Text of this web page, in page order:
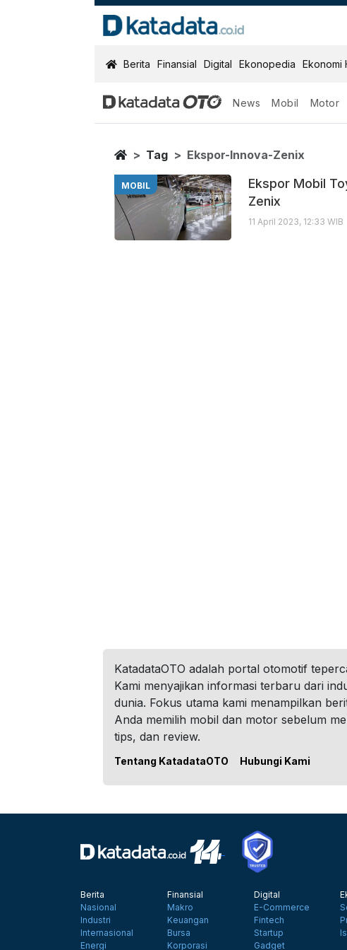
KatadataOTO
Berita Finansial Digital Ekonopedia Ekonomi
News Mobil Motor
Ekspor Innova
Berita Terbaru
Home
Tag Ekspor-Innova-Zenix
MOBIL
Ekspor Mobil
Zenix
11 April 2023, 12:33 WIB
KatadataOTO adalah portal otomotif
Kami menyajikan informasi terbaru dari
dunia. Fokus utama kami menampilkan
Anda memilih mobil dan motor sebelum
tips, dan review.
Tentang KatadataOTO Hubungi Kami
Berita
Nasional
Industri
Internasional
Energi
Finansial
Makro
Keuangan
Bursa
Korporasi
Digital
E-Commerce
Fintech
Startup
Gadget